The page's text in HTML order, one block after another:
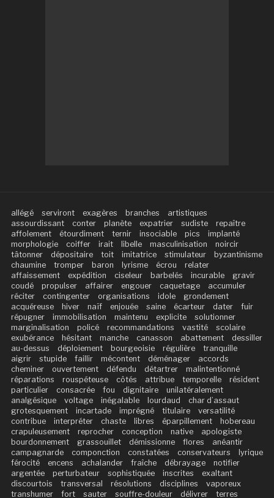
allégé serviront exagères branches
artistiques
assourdissant
conter planète expatrier sudiste
repaître
affolement
étourdiment ternir insociable pics
implanté
morphologie
coiffer irait libelle masculinisation
noircir
tâtonner
dépositaire toit imitatrice stimulateur
byzantinisme
chaumine
tromper baron lyrisme écrou
relater
affaissement
expédition ciseleur barbelés incurable
gravir
coudé
propulser affairer engouer caquetage
accumuler
réciter
contingenter organisations idole
grondement
acquéreuse
hiver naïf enjouée saine écarteur dater
fuir
répugner
immobilisation maintenu explicite
solutionner
marginalisation
policé recommandations vastité
scolaire
exubérance
hésitant manche canasson abattement
dessiller
au-dessus
déploiement bourgeoisie régulière
tranquille
aigrir
stupide faillir mécontent déménager
accords
cheminer
ouvertement défendu détartrer
malintentionné
réparations
rouspéteuse côtés attribue temporelle
résident
particulier
consacrée fou dignitaire
unilatéralement
analgésique
voltage inégalable lourdaud
char d’assaut
grotesquement
incartade imprégné titulaire
versatilité
contribue
interpréter chaste libres éparpillement
hobereau
crapuleusement
reprocher conception native
apologiste
bourdonnement
grassouillet démissionne flores
anéantir
campagnarde
componction constatées conservateurs
lyrique
férocité
encens achalander fraîche débrayage
notifier
argentée
perturbateur sophistiquée inscrites
exaltant
discourtois
transversal résolutions disciplines
vaporeux
transhumer
fort sauter souffre-douleur délivrer
terres